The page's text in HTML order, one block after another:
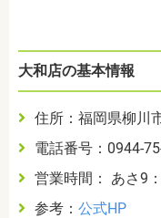
大和店の基本情報
住所：福岡県柳川
電話番号：0944-
営業時間： あさ9
参考： 公式HP